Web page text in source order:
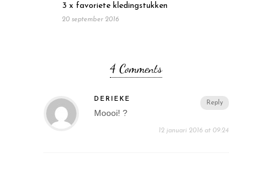
3 x favoriete kledingstukken
20 september 2016
4 Comments
Reply
DERIEKE
Moooi! ?
12 januari 2016 at 09:24